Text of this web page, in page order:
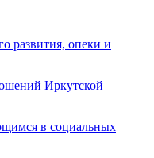
развития, опеки и
Иркутской
в социальных